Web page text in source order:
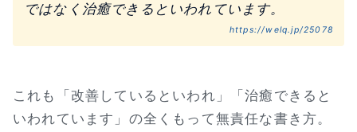
ではなく治癒できるといわれています。
https://welq.jp/25078
これも「改善しているといわれ」「治癒できると
いわれています」の全くもって無責任な書き方。